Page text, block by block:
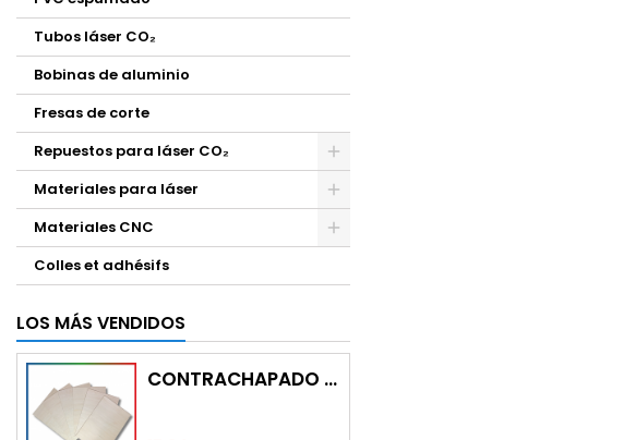
Tubos láser CO₂
Bobinas de aluminio
Fresas de corte
Repuestos para láser CO₂
Materiales para láser
Materiales CNC
Colles et adhésifs
LOS MÁS VENDIDOS
CONTRACHAPADO ARTWOOD (CON CORTE)